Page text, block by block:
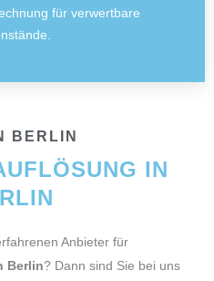
für verwertbare
BERLIN
IN
Anbieter für
Berlin? Dann sind Sie bei uns